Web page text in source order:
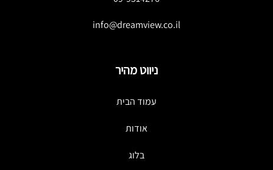
info@dreamview.co.il
ניווט מהיר
עמוד הבית
אודות
בלוג